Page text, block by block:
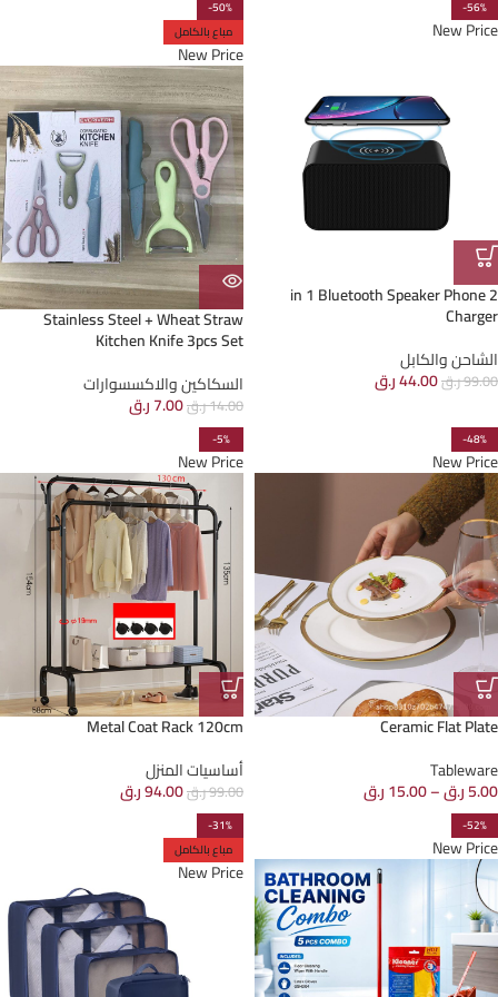
-56%
New Price
2 in 1 Bluetooth Speaker Phone
Charger
الشاحن والكابل
99.00ر.ق44.00ر.ق
-50%
مباع بالكامل
New Price
Stainless Steel + Wheat Straw
Kitchen Knife 3pcs Set
السكاكين والاكسسوارات
14.00ر.ق7.00ر.ق
-48%
New Price
Ceramic Flat Plate
Tableware
5.00ر.ق–
15.00ر.ق
-5%
New Price
Metal Coat Rack 120cm
أساسيات المنزل
99.00ر.ق94.00ر.ق
-52%
New Price
-31%
مباع بالكامل
New Price